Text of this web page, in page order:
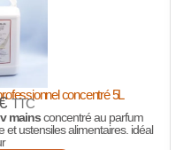
concentré 5L
TTC
mainsconcentré au parfum
et ustensiles alimentaires. idéal